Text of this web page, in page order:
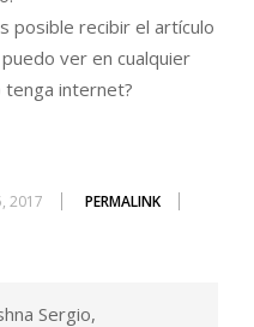
posible recibir el artículo
ver en cualquier
tenga internet?
2017
PERMALINK
Sergio,